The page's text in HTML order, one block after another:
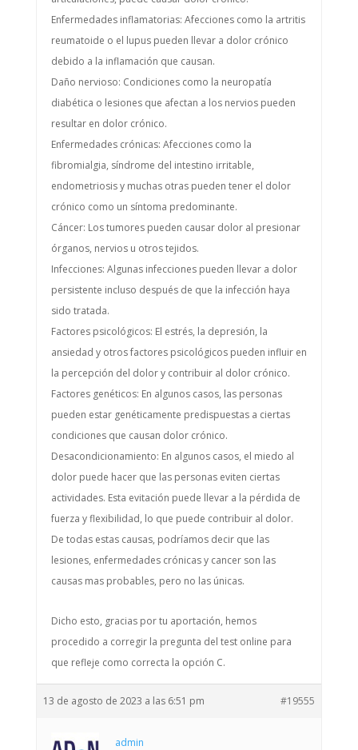
Enfermedades inflamatorias: Afecciones como la artritis
reumatoide o el lupus pueden llevar a dolor crónico
debido a la inflamación que causan.
Daño nervioso: Condiciones como la neuropatía
diabética o lesiones que afectan a los nervios pueden
resultar en dolor crónico.
Enfermedades crónicas: Afecciones como la
fibromialgia, síndrome del intestino irritable,
endometriosis y muchas otras pueden tener el dolor
crónico como un síntoma predominante.
Cáncer: Los tumores pueden causar dolor al presionar
órganos, nervios u otros tejidos.
Infecciones: Algunas infecciones pueden llevar a dolor
persistente incluso después de que la infección haya
sido tratada.
Factores psicológicos: El estrés, la depresión, la
ansiedad y otros factores psicológicos pueden influir en
la percepción del dolor y contribuir al dolor crónico.
Factores genéticos: En algunos casos, las personas
pueden estar genéticamente predispuestas a ciertas
condiciones que causan dolor crónico.
Desacondicionamiento: En algunos casos, el miedo al
dolor puede hacer que las personas eviten ciertas
actividades. Esta evitación puede llevar a la pérdida de
fuerza y ​​flexibilidad, lo que puede contribuir al dolor.
De todas estas causas, podríamos decir que las
lesiones, enfermedades crónicas y cancer son las
causas mas probables, pero no las únicas.
Dicho esto, gracias por tu aportación, hemos
procedido a corregir la pregunta del test online para
que refleje como correcta la opción C.
13 de agosto de 2023 a las 6:51 pm #19555
admin